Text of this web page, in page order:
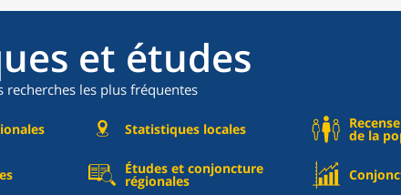
et études
recherches les plus fréquentes
Statistiques locales de la
Études et conjoncture
régionales